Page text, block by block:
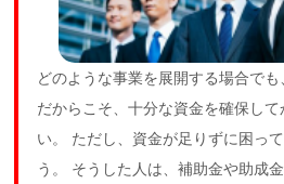
どのような事業を展開する場合でも
だからこそ、十分な資金を確保し
い。 ただし、資金が足りずに困っ
う。 そうした人は、補助金や助成